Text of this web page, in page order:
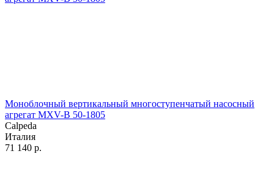
Моноблочный вертикальный многоступенчатый насосный
агрегат MXV-B 50-1805
Calpeda
Италия
71 140 р.